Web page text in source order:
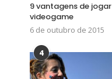
9 vantagens de jogar
videogame
6 de outubro de 2015
4